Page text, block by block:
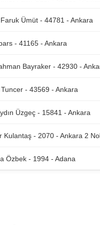
Ümüt - 44781 - Ankara
- 41165 - Ankara
Bayraker - 42930 -
- 43569 - Ankara
Üzgeç - 15841 - Ankara
Kulantaş - 2070 - Ankara 2
Özbek - 1994 - Adana